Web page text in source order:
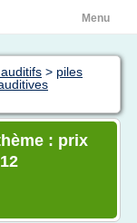
Menu
> piles
: prix